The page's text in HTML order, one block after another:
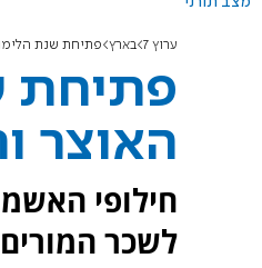
ערוץ 7 בארץ פתיחת שנת
פתיחת
האוצר
חילופי
לשכר